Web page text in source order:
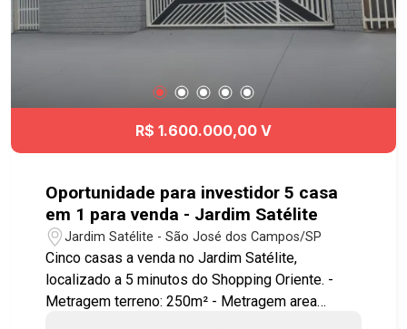
R$ 1.600.000,00 V
Oportunidade para investidor 5 casa
em 1 para venda - Jardim Satélite
Jardim Satélite - São José dos Campos/SP
Cinco casas a venda no Jardim Satélite,
localizado a 5 minutos do Shopping Oriente. -
Metragem terreno: 250m² - Metragem area